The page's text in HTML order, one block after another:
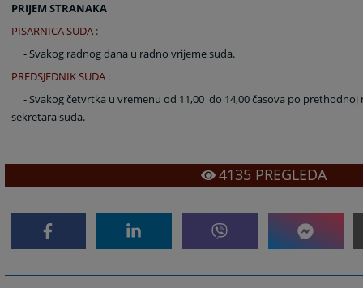
PRIJEM STRANAKA
PISARNICA SUDA :
- Svakog radnog dana u radno vrijeme suda.
PREDSJEDNIK SUDA :
- Svakog četvrtka u vremenu od 11,00 do 14,00 časova po
sekretara suda.
4135PREGLEDA